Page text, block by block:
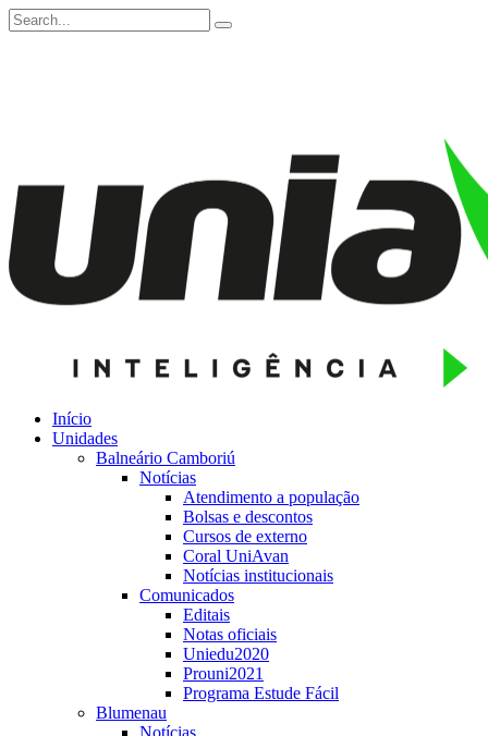
Início
Unidades
Balneário Camboriú
Notícias
Atendimento a população
Bolsas e descontos
Cursos de externo
Coral UniAvan
Notícias institucionais
Comunicados
Editais
Notas oficiais
Uniedu2020
Prouni2021
Programa Estude Fácil
Blumenau
Notícias